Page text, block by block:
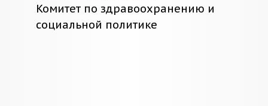
Комитет по здравоохранению и
социальной политике